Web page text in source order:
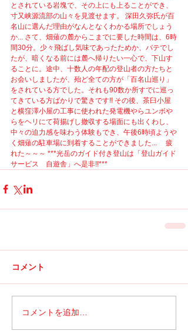
とされている岩塊で、その上にも上ることができ、
寸又峡源流部の山々を見渡せます。 深田久弥氏が百
名山に選んだ理由がなんとなくわかる場所でしょう
か... さて、畑薙の麓からこまでに要した時間は、6時
間30分。少々飛ばし気味であったためか、バテでし
たが、暗くなる前には麓へ帰りたい一心で、下山す
ることに。途中、十数人の年配の登山者の方たちと
お会いしましたが、殆ど全ての方が「百名山巡り」
をされている方でした。それも90数か所すでに巡っ
てきている方ばかりで驚きです!! その後、茶臼小屋
と横窪澤小屋の工事に使われた発電機やらユンボや
らをヘリにて荷揚げし撤収する場面にも出くわし、
中々の迫力感を味わう体験もでき、午後6時頃ようや
く畑薙の駐車場に到着することができました... 　疲
れた～～～ ***光岳のガイド付き登山は「登山ガイド
サービス　自遊舎」へ是非!!***
コメント
コメントを追加…